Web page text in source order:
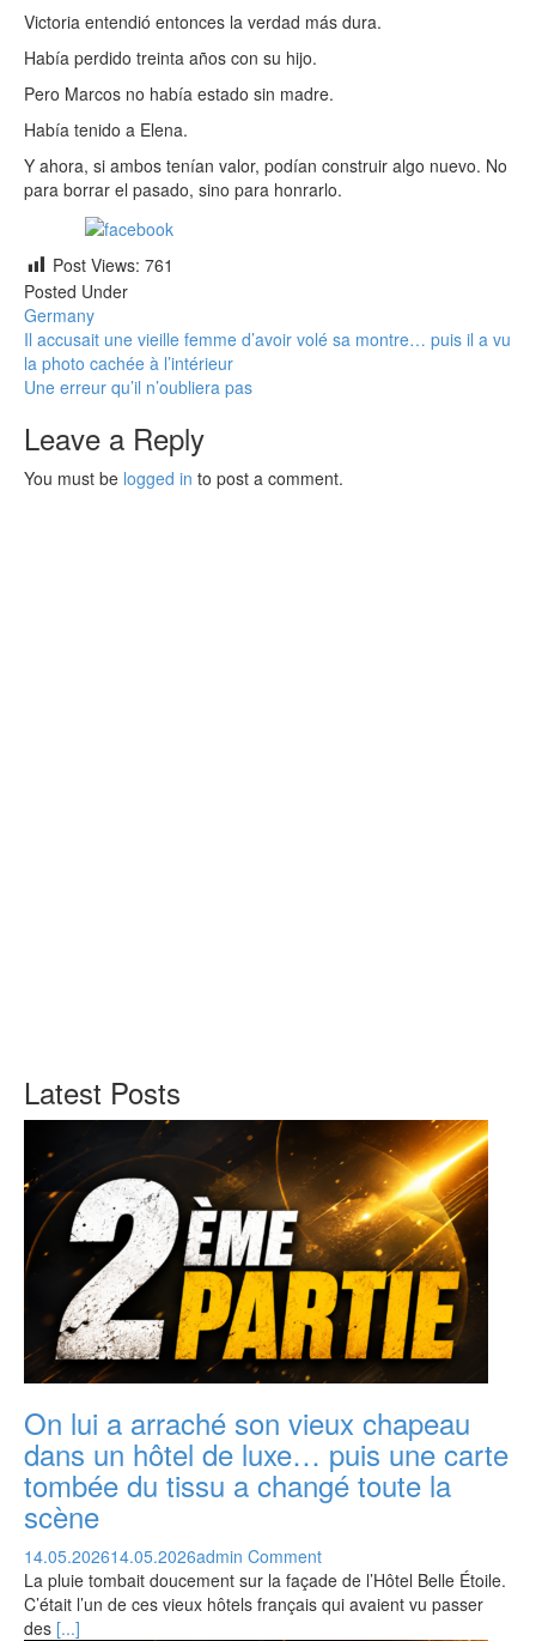
Victoria entendió entonces la verdad más dura.
Había perdido treinta años con su hijo.
Pero Marcos no había estado sin madre.
Había tenido a Elena.
Y ahora, si ambos tenían valor, podían construir algo nuevo. No
para borrar el pasado, sino para honrarlo.
Post Views: 761
Posted Under
Germany
Post
navigation
Il accusait une vieille femme d’avoir volé sa montre… puis il a vu
la photo cachée à l’intérieur
Une erreur qu’il n’oubliera pas
Leave a Reply
You must be logged in to post a comment.
Latest Posts
On lui a arraché son vieux chapeau
dans un hôtel de luxe… puis une carte
tombée du tissu a changé toute la
scène
14.05.202614.05.2026admin Comment
La pluie tombait doucement sur la façade de l’Hôtel Belle Étoile.
C’était l’un de ces vieux hôtels français qui avaient vu passer
des [...]